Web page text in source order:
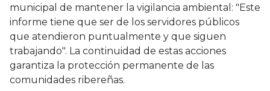
municipal de mantener la vigilancia ambiental: "Este
informe tiene que ser de los servidores públicos
que atendieron puntualmente y que siguen
trabajando". La continuidad de estas acciones
garantiza la protección permanente de las
comunidades ribereñas.